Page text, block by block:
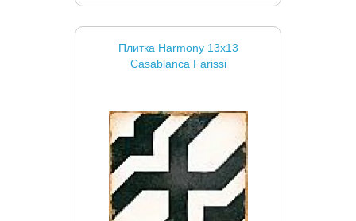
Плитка Harmony 13x13
Casablanca Farissi